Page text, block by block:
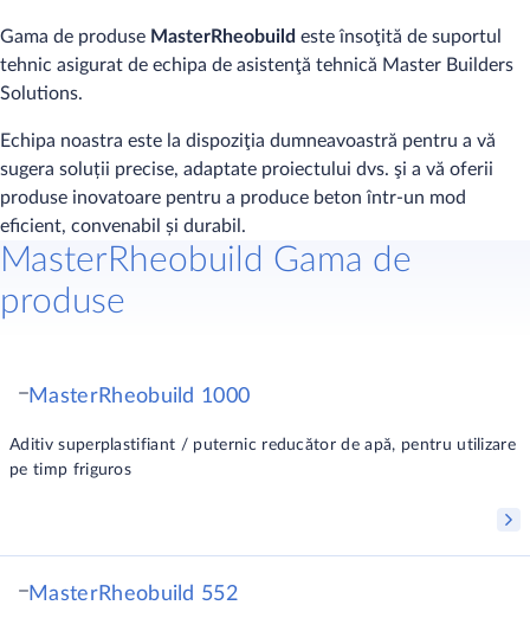
Gama de produse MasterRheobuild este însoţită de suportul
tehnic asigurat de echipa de asistenţă tehnică Master Builders
Solutions.
Echipa noastra este la dispoziţia dumneavoastră pentru a vă
sugera soluții precise, adaptate proiectului dvs. şi a vă oferii
produse inovatoare pentru a produce beton într-un mod
eficient, convenabil și durabil.
MasterRheobuild Gama de
produse
MasterRheobuild 1000
Aditiv superplastifiant / puternic reducător de apă, pentru utilizare
pe timp friguros
MasterRheobuild 552